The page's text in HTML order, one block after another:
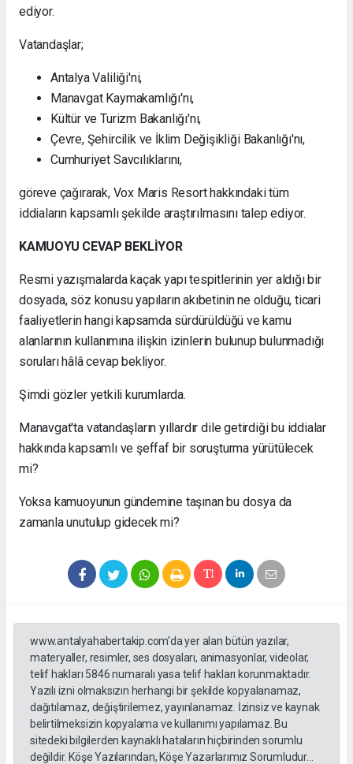
ediyor.
Vatandaşlar;
Antalya Valiliği'ni,
Manavgat Kaymakamlığı'nı,
Kültür ve Turizm Bakanlığı'nı,
Çevre, Şehircilik ve İklim Değişikliği Bakanlığı'nı,
Cumhuriyet Savcılıklarını,
göreve çağırarak, Vox Maris Resort hakkındaki tüm
iddiaların kapsamlı şekilde araştırılmasını talep ediyor.
KAMUOYU CEVAP BEKLİYOR
Resmi yazışmalarda kaçak yapı tespitlerinin yer aldığı bir
dosyada, söz konusu yapıların akıbetinin ne olduğu, ticari
faaliyetlerin hangi kapsamda sürdürüldüğü ve kamu
alanlarının kullanımına ilişkin izinlerin bulunup bulunmadığı
soruları hâlâ cevap bekliyor.
Şimdi gözler yetkili kurumlarda.
Manavgat'ta vatandaşların yıllardır dile getirdiği bu iddialar
hakkında kapsamlı ve şeffaf bir soruşturma yürütülecek
mi?
Yoksa kamuoyunun gündemine taşınan bu dosya da
zamanla unutulup gidecek mi?
www.antalyahabertakip.com'da yer alan bütün yazılar,
materyaller, resimler, ses dosyaları, animasyonlar, videolar,
telif hakları 5846 numaralı yasa telif hakları korunmaktadır.
Yazılı izni olmaksızın herhangi bir şekilde kopyalanamaz,
dağıtılamaz, değiştirilemez, yayınlanamaz. İzinsiz ve kaynak
belirtilmeksizin kopyalama ve kullanımı yapılamaz. Bu
sitedeki bilgilerden kaynaklı hataların hiçbirinden sorumlu
değildir. Köşe Yazılarından, Köşe Yazarlarımız Sorumludur...